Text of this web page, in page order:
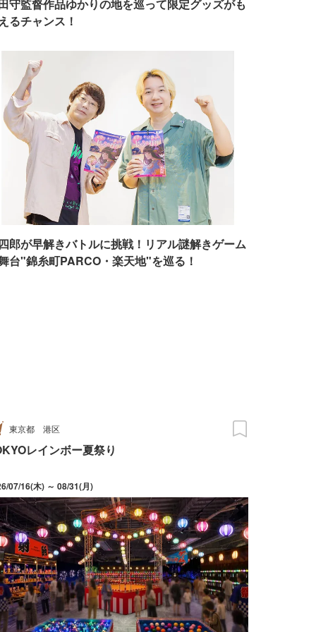
守監督作品ゆかりの地を巡って限定グッズがも
るチャンス！
郎が早解きバトルに挑戦！リアル謎解きゲーム
台"錦糸町PARCO・楽天地"を巡る！
東京都 港区
レインボー夏祭り
07/16(木) ～ 08/31(月)